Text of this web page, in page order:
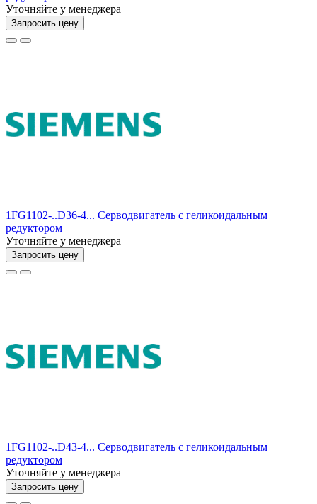
Уточняйте у менеджера
Запросить цену
1FG1102-..D36-4... Серводвигатель с геликоидальным
редуктором
Уточняйте у менеджера
Запросить цену
1FG1102-..D43-4... Серводвигатель с геликоидальным
редуктором
Уточняйте у менеджера
Запросить цену